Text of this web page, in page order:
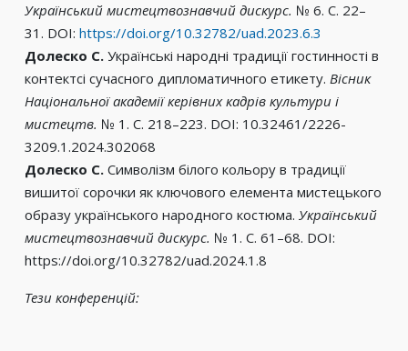
Український мистецтвознавчий дискурс. № 6. С. 22–
31. DOI: https://doi.org/10.32782/uad.2023.6.3
Долеско С. Українські народні традиції гостинності в
контектсі сучасного дипломатичного етикету. Вісник
Національної академії керівних кадрів культури і
мистецтв. № 1. С. 218–223. DOI: 10.32461/2226-
3209.1.2024.302068
Долеско С. Символізм білого кольору в традиції
вишитої сорочки як ключового елемента мистецького
образу українського народного костюма. Український
мистецтвознавчий дискурс. № 1. С. 61–68. DOI:
https://doi.org/10.32782/uad.2024.1.8
Тези конференцій: